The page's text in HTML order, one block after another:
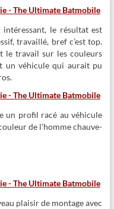
le résultat est
travaillé, bref c’est top.
le travail sur les couleurs
un véhicule qui aurait pu
un profil racé au véhicule
de l’homme chauve-
plaisir de montage avec